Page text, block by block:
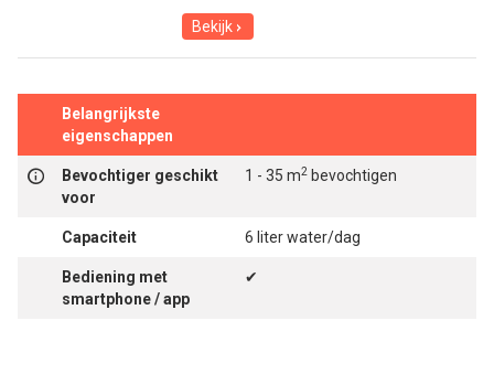
Bekijk
Belangrijkste
eigenschappen
Bevochtiger geschikt
voor
1 - 35 m2 bevochtigen
Capaciteit 6 liter water/dag
Bediening met
smartphone / app
✔